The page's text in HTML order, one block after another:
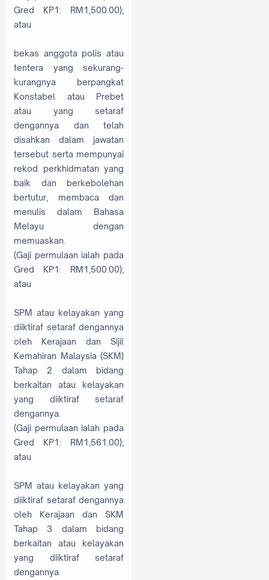
Gred KP1: RM1,500.00);
atau
bekas anggota polis atau
tentera yang sekurang-
kurangnya berpangkat
Konstabel atau Prebet
atau yang setaraf
dengannya dan telah
disahkan dalam jawatan
tersebut serta mempunyai
rekod perkhidmatan yang
baik dan berkebolehan
bertutur, membaca dan
menulis dalam Bahasa
Melayu dengan
memuaskan.
(Gaji permulaan ialah pada
Gred KP1: RM1,500.00);
atau
SPM atau kelayakan yang
diiktiraf setaraf dengannya
oleh Kerajaan dan Sijil
Kemahiran Malaysia (SKM)
Tahap 2 dalam bidang
berkaitan atau kelayakan
yang diiktiraf setaraf
dengannya.
(Gaji permulaan ialah pada
Gred KP1: RM1,561.00);
atau
SPM atau kelayakan yang
diiktiraf setaraf dengannya
oleh Kerajaan dan SKM
Tahap 3 dalam bidang
berkaitan atau kelayakan
yang diiktiraf setaraf
dengannya.